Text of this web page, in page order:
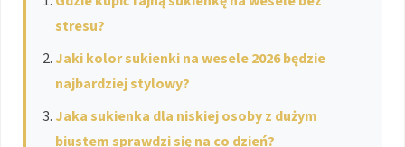
stresu?
Jaki kolor sukienki na wesele 2026 będzie
najbardziej stylowy?
Jaka sukienka dla niskiej osoby z dużym
biustem sprawdzi się na co dzień?